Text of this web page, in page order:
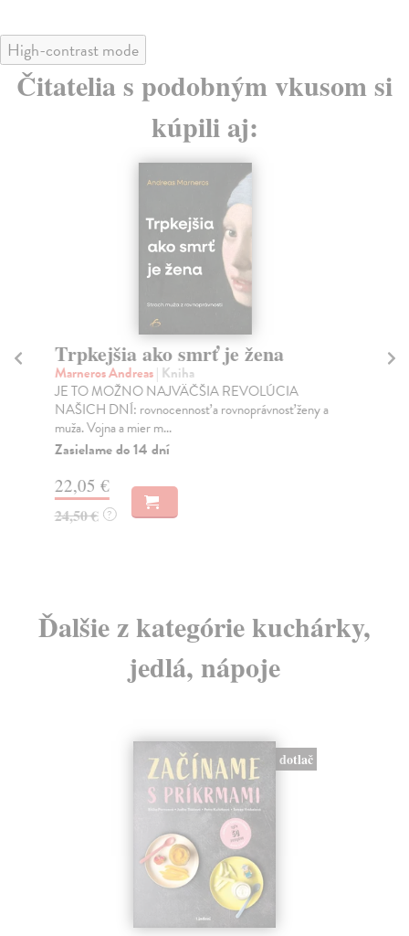
High-contrast mode
Čitatelia s podobným vkusom si
kúpili aj:
Trpkejšia ako smrť je žena
Marneros Andreas| Kniha
JE TO MOŽNO NAJVÄČŠIA REVOLÚCIA
NAŠICH DNÍ: rovnocennosť a rovnoprávnosť ženy a
muža. Vojna a mier m...
Zasielame do 14 dní
22,05 €
24,50 € ?
Ďalšie z kategórie kuchárky,
jedlá, nápoje
dotlač